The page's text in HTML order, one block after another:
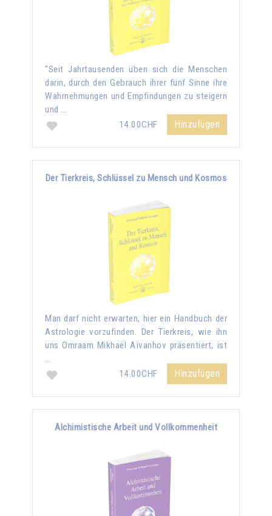
"Seit Jahrtausenden üben sich die Menschen
darin, durch den Gebrauch ihrer fünf Sinne ihre
Wahrnehmungen und Empfindungen zu steigern
und …
14.00CHF
Hinzufügen
Der Tierkreis, Schlüssel zu Mensch und Kosmos
Man darf nicht erwarten, hier ein Handbuch der
Astrologie vorzufinden. Der Tierkreis, wie ihn
uns Omraam Mikhaël Aïvanhov präsentiert, ist
…
14.00CHF
Hinzufügen
Alchimistische Arbeit und Vollkommenheit